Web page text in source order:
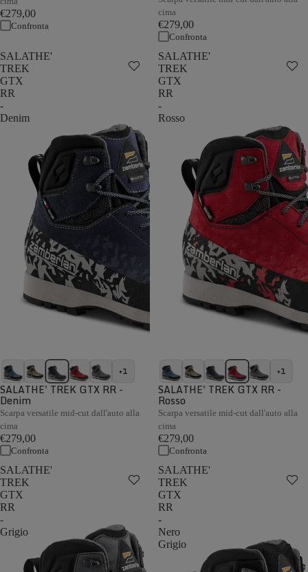
€279,00
Confronta
cima
€279,00
Confronta
SALATHE'
TREK
GTX
RR
-
Denim
+1
SALATHE' TREK GTX RR -
Denim
Scarpa versatile mid-cut dall'auto alla
cima
€279,00
Confronta
SALATHE'
TREK
GTX
RR
-
Rosso
+1
SALATHE' TREK GTX RR -
Rosso
Scarpa versatile mid-cut dall'auto alla
cima
€279,00
Confronta
SALATHE'
TREK
GTX
RR
-
Grigio
SALATHE'
TREK
GTX
RR
-
Nero
Grigio